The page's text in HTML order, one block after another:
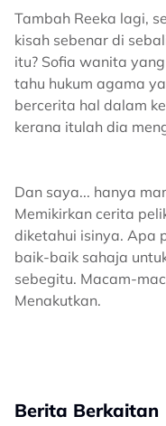
Tambah Reeka lagi,
kisah sebenar di
itu? Sofia wanita
tahu hukum agama
bercerita hal dalam
kerana itulah dia
Dan saya... hanya
Memikirkan cerita
diketahui isinya. Apa
baik-baik sahaja
sebegitu. Macam-
Menakutkan.
Berita Berkaitan